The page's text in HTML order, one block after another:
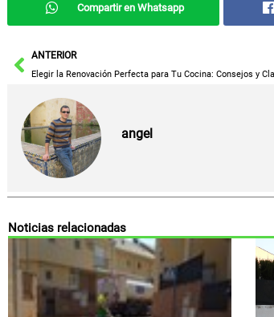
Compartir en Whatsapp
AntANTERIOR
Elegir la Renovación Perfecta para Tu Cocina: Consejos y
angel
Noticias relacionadas